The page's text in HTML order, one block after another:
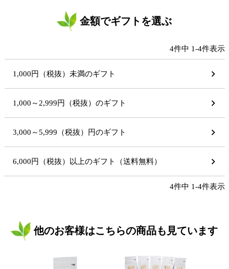
金額でギフトを選ぶ
4件中 1-4件表示
1,000円（税抜）未満のギフト
1,000～2,999円（税抜）のギフト
3,000～5,999（税抜）円のギフト
6,000円（税抜）以上のギフト（送料無料）
4件中 1-4件表示
他のお客様はこちらの商品も見ています